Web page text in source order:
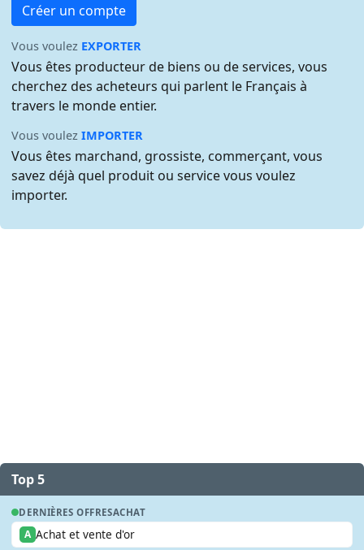
Créer un compte
Vous voulez EXPORTER
Vous êtes producteur de biens ou de services, vous
cherchez des acheteurs qui parlent le Français à
travers le monde entier.
Vous voulezIMPORTER
Vous êtes marchand, grossiste, commerçant, vous
savez déjà quel produit ou service vous voulez
importer.
Top 5
DERNIÈRES OFFRESACHAT
A Achat et vente d'or